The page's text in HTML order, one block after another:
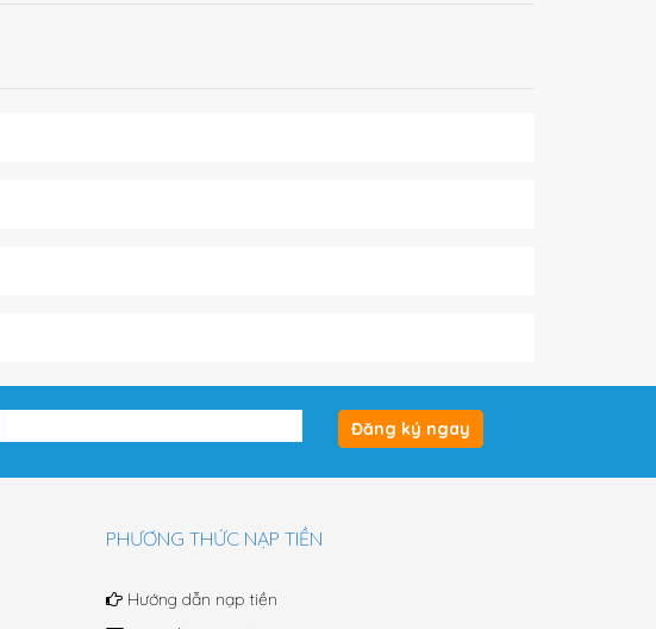
Đăng ký ngay
PHƯƠNG THỨC NẠP TIỀN
Hướng dẫn nạp tiền